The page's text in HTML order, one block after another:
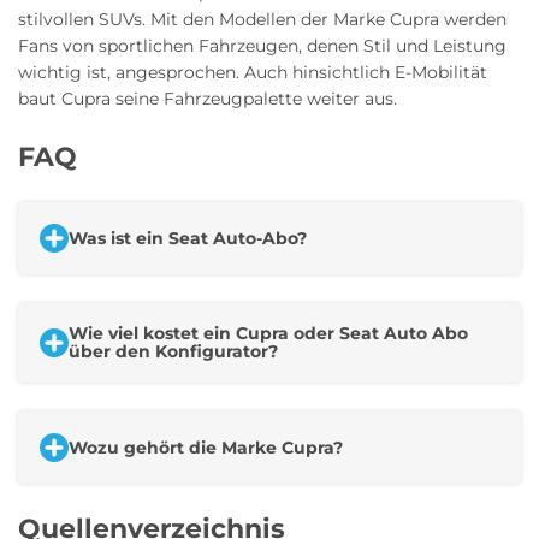
stilvollen SUVs. Mit den Modellen der Marke Cupra werden
Fans von sportlichen Fahrzeugen, denen Stil und Leistung
wichtig ist, angesprochen. Auch hinsichtlich E-Mobilität
baut Cupra seine Fahrzeugpalette weiter aus.
FAQ
Was ist ein Seat Auto-Abo?
Wie viel kostet ein Cupra oder Seat Auto Abo
über den Konfigurator?
Wozu gehört die Marke Cupra?
Quellenverzeichnis